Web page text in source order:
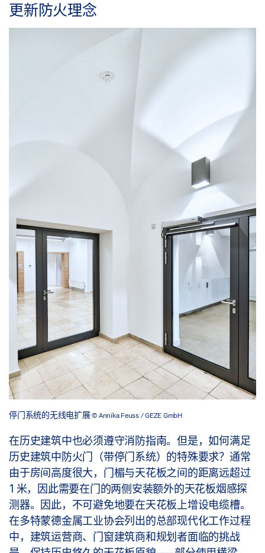
更新防火理念
停门系统的无线电扩展© Annika Feuss / GEZE GmbH
在历史建筑中也必须遵守消防指南。但是，如何满足
历史建筑中防火门（带停门系统）的特殊要求？通常
由于房间高度很大，门楣与天花板之间的距离远超过
1 米，因此需要在门的两侧安装额外的天花板烟感探
测器。因此，不可避免地要在天花板上增设电缆槽。
在多特蒙德金属工业协会列出的总部现代化工作过程
中，建筑运营商、门窗建筑商和规划者面临的挑战